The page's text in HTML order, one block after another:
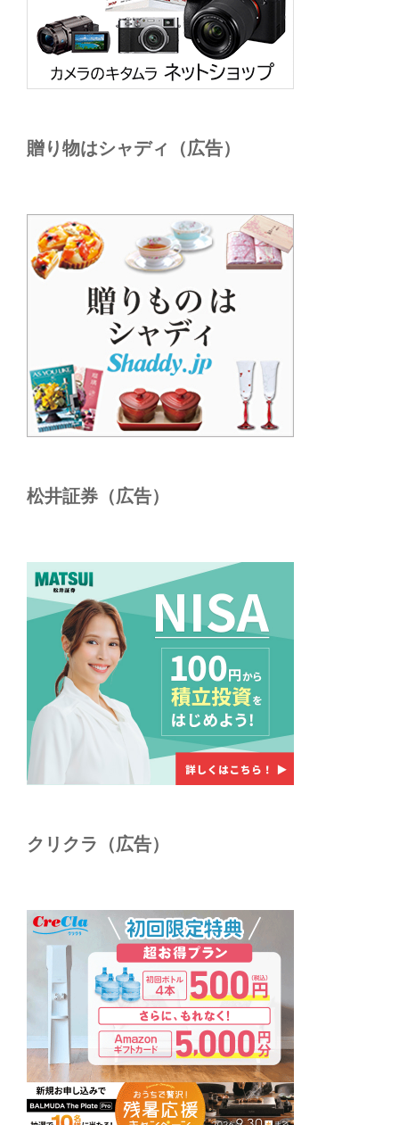
贈り物はシャディ（広告）
松井証券（広告）
クリクラ（広告）